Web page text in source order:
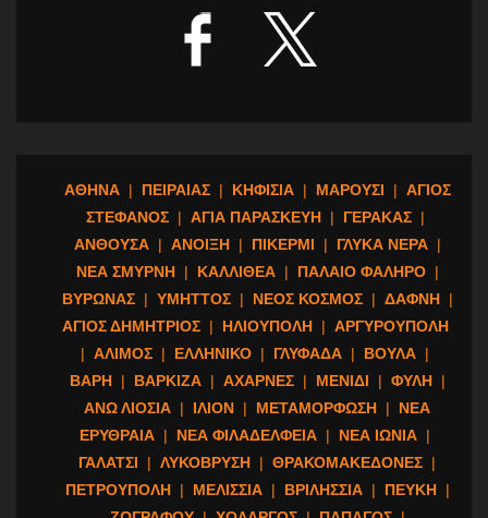
ΑΘΗΝΑ | ΠΕΙΡΑΙΑΣ | ΚΗΦΙΣΙΑ | ΜΑΡΟΥΣΙ | ΑΓΙΟΣ
ΣΤΕΦΑΝΟΣ | ΑΓΙΑ ΠΑΡΑΣΚΕΥΗ | ΓΕΡΑΚΑΣ |
ΑΝΘΟΥΣΑ | ΑΝΟΙΞΗ | ΠΙΚΕΡΜΙ | ΓΛΥΚΑ ΝΕΡΑ |
ΝΕΑ ΣΜΥΡΝΗ | ΚΑΛΛΙΘΕΑ | ΠΑΛΑΙΟ ΦΑΛΗΡΟ |
ΒΥΡΩΝΑΣ | ΥΜΗΤΤΟΣ | ΝΕΟΣ ΚΟΣΜΟΣ | ΔΑΦΝΗ |
ΑΓΙΟΣ ΔΗΜΗΤΡΙΟΣ | ΗΛΙΟΥΠΟΛΗ | ΑΡΓΥΡΟΥΠΟΛΗ
| ΑΛΙΜΟΣ | ΕΛΛΗΝΙΚΟ | ΓΛΥΦΑΔΑ | ΒΟΥΛΑ |
ΒΑΡΗ | ΒΑΡΚΙΖΑ | ΑΧΑΡΝΕΣ | ΜΕΝΙΔΙ | ΦΥΛΗ |
ΑΝΩ ΛΙΟΣΙΑ | ΙΛΙΟΝ | ΜΕΤΑΜΟΡΦΩΣΗ |
ΝΕΑ
ΕΡΥΘΡΑΙΑ | ΝΕΑ ΦΙΛΑΔΕΛΦΕΙΑ | ΝΕΑ ΙΩΝΙΑ |
ΓΑΛΑΤΣΙ
| ΛΥΚΟΒΡΥΣΗ | ΘΡΑΚΟΜΑΚΕΔΟΝΕΣ |
ΠΕΤΡΟΥΠΟΛΗ | ΜΕΛΙΣΣΙΑ | ΒΡΙΛΗΣΣΙΑ | ΠΕΥΚΗ |